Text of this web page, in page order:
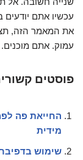
עכשיו אתם יודעים
את המאמר הזה,
עמוק. אתם מוכנים.
פוסטים
החייאת פה
מידית